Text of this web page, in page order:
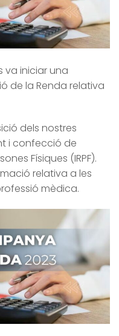
va iniciar una
de la Renda relativa
dels nostres
i confecció de
Físiques (IRPF).
relativa a les
mèdica.